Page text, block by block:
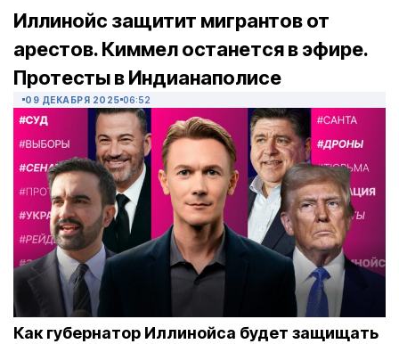
Иллинойс защитит мигрантов от
арестов. Киммел останется в эфире.
Протесты в Индианаполисе
09 ДЕКАБРЯ 2025 06:52
Как губернатор Иллинойса будет защищать